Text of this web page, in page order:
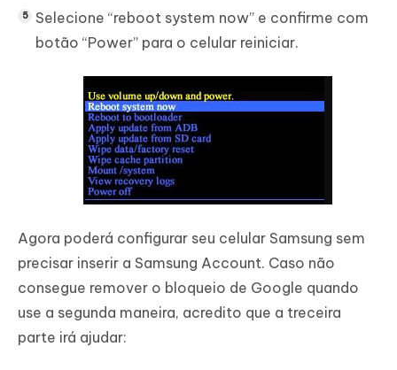
Selecione “reboot system now” e confirme com
botão “Power” para o celular reiniciar.
Agora poderá configurar seu celular Samsung sem
precisar inserir a Samsung Account. Caso não
consegue remover o bloqueio de Google quando
use a segunda maneira, acredito que a treceira
parte irá ajudar: